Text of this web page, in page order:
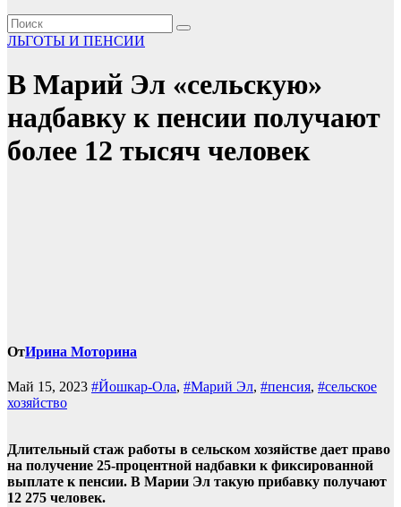
ЛЬГОТЫ И ПЕНСИИ
В Марий Эл «сельскую»
надбавку к пенсии получают
более 12 тысяч человек
ОтИрина Моторина
Май 15, 2023 #Йошкар-Ола, #Марий Эл, #пенсия, #сельское
хозяйство
Длительный стаж работы в сельском хозяйстве дает право
на получение 25-процентной надбавки к фиксированной
выплате к пенсии. В Марии Эл такую прибавку получают
12 275 человек.